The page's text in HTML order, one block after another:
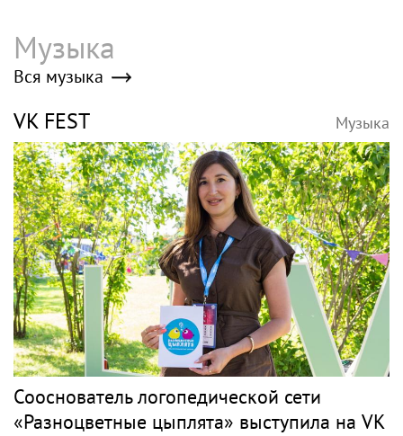
Анастасия Волочкова
взыскала с ТСЖ более
5,2 млн рублей за
затопление
Рэпер ST получил
награду от Путина
У покинувшего РФ
Семена Слепакова
нашли еще две
квартиры в Москве
Кажетта Ахметжанова:
как пригласить добрых
духов в новый дом
Здоровье в России и
мире